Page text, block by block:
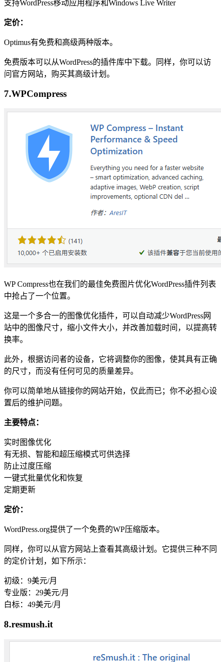
支持WordPress移动应用程序和Windows Live Writer
定价：
Optimus有免费和高级两种版本。
免费版本可以从WordPress的插件库中下载。同样，你可以访
问官方网站，购买其高级计划。
7.WPCompress
WP Compress也在我们的最佳免费图片优化WordPress插件列表
中抢占了一个位置。
这是一个多合一的图像优化插件，可以自动减少WordPress网
站中的图像尺寸，缩小文件大小，并改善加载时间，以提高转
换率。
此外，根据访问者的设备，它将调整你的图像，使其具有正确
的尺寸，而没有任何可见的质量差异。
你可以简单地从链接你的网站开始，仅此而已；你不必担心设
置后的维护问题。
主要特点：
实时图像优化
有无损、智能和超压缩模式可供选择
防止过度压缩
一键式批量优化和恢复
定期更新
定价：
WordPress.org提供了一个免费的WP压缩版本。
同样，你可以从官方网站上查看其高级计划。它提供三种不同
的定价计划，如下所示：
初级：9美元/月
专业版：29美元/月
白标：49美元/月
8.resmush.it